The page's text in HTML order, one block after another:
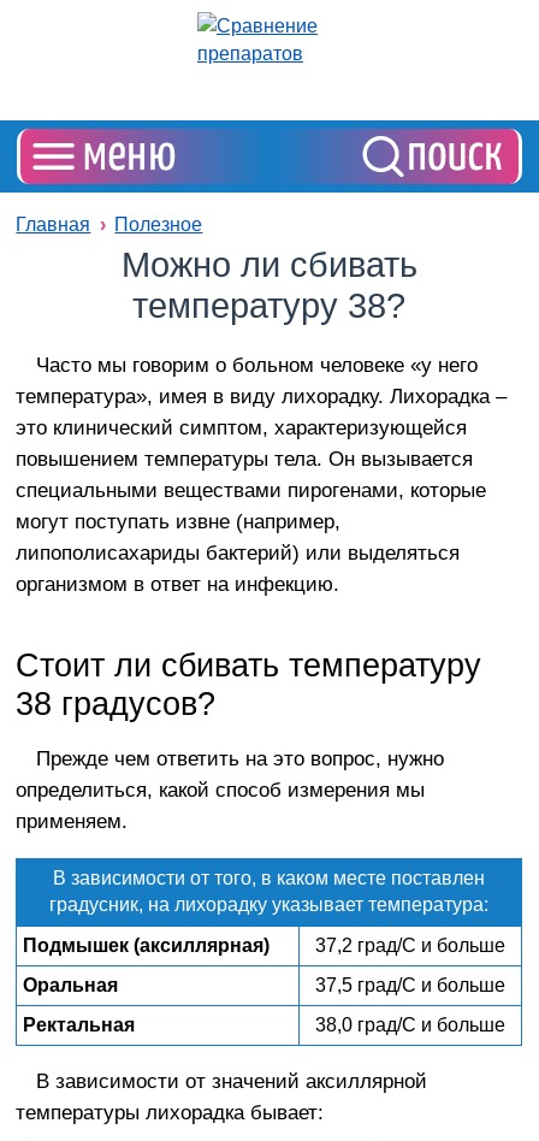
Главная Полезное
Можно ли сбивать
температуру 38?
Часто мы говорим о больном человеке «у него
температура», имея в виду лихорадку. Лихорадка –
это клинический симптом, характеризующейся
повышением температуры тела. Он вызывается
специальными веществами пирогенами, которые
могут поступать извне (например,
липополисахариды бактерий) или выделяться
организмом в ответ на инфекцию.
Стоит ли сбивать температуру
38 градусов?
Прежде чем ответить на это вопрос, нужно
определиться, какой способ измерения мы
применяем.
В зависимости от того, в каком месте поставлен
градусник, на лихорадку указывает температура:
Подмышек (аксиллярная)
37,2 град/С и больше
Оральная
37,5 град/С и больше
Ректальная
38,0 град/С и больше
В зависимости от значений аксиллярной
температуры лихорадка бывает: